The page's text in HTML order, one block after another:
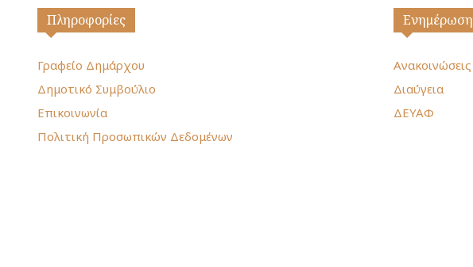
Πληροφορίες
Γραφείο Δημάρχου
Δημοτικό Συμβούλιο
Επικοινωνία
Πολιτική Προσωπικών Δεδομένων
Ενημέρωση
Ανακοινώσεις
Διαύγεια
ΔΕΥΑΦ